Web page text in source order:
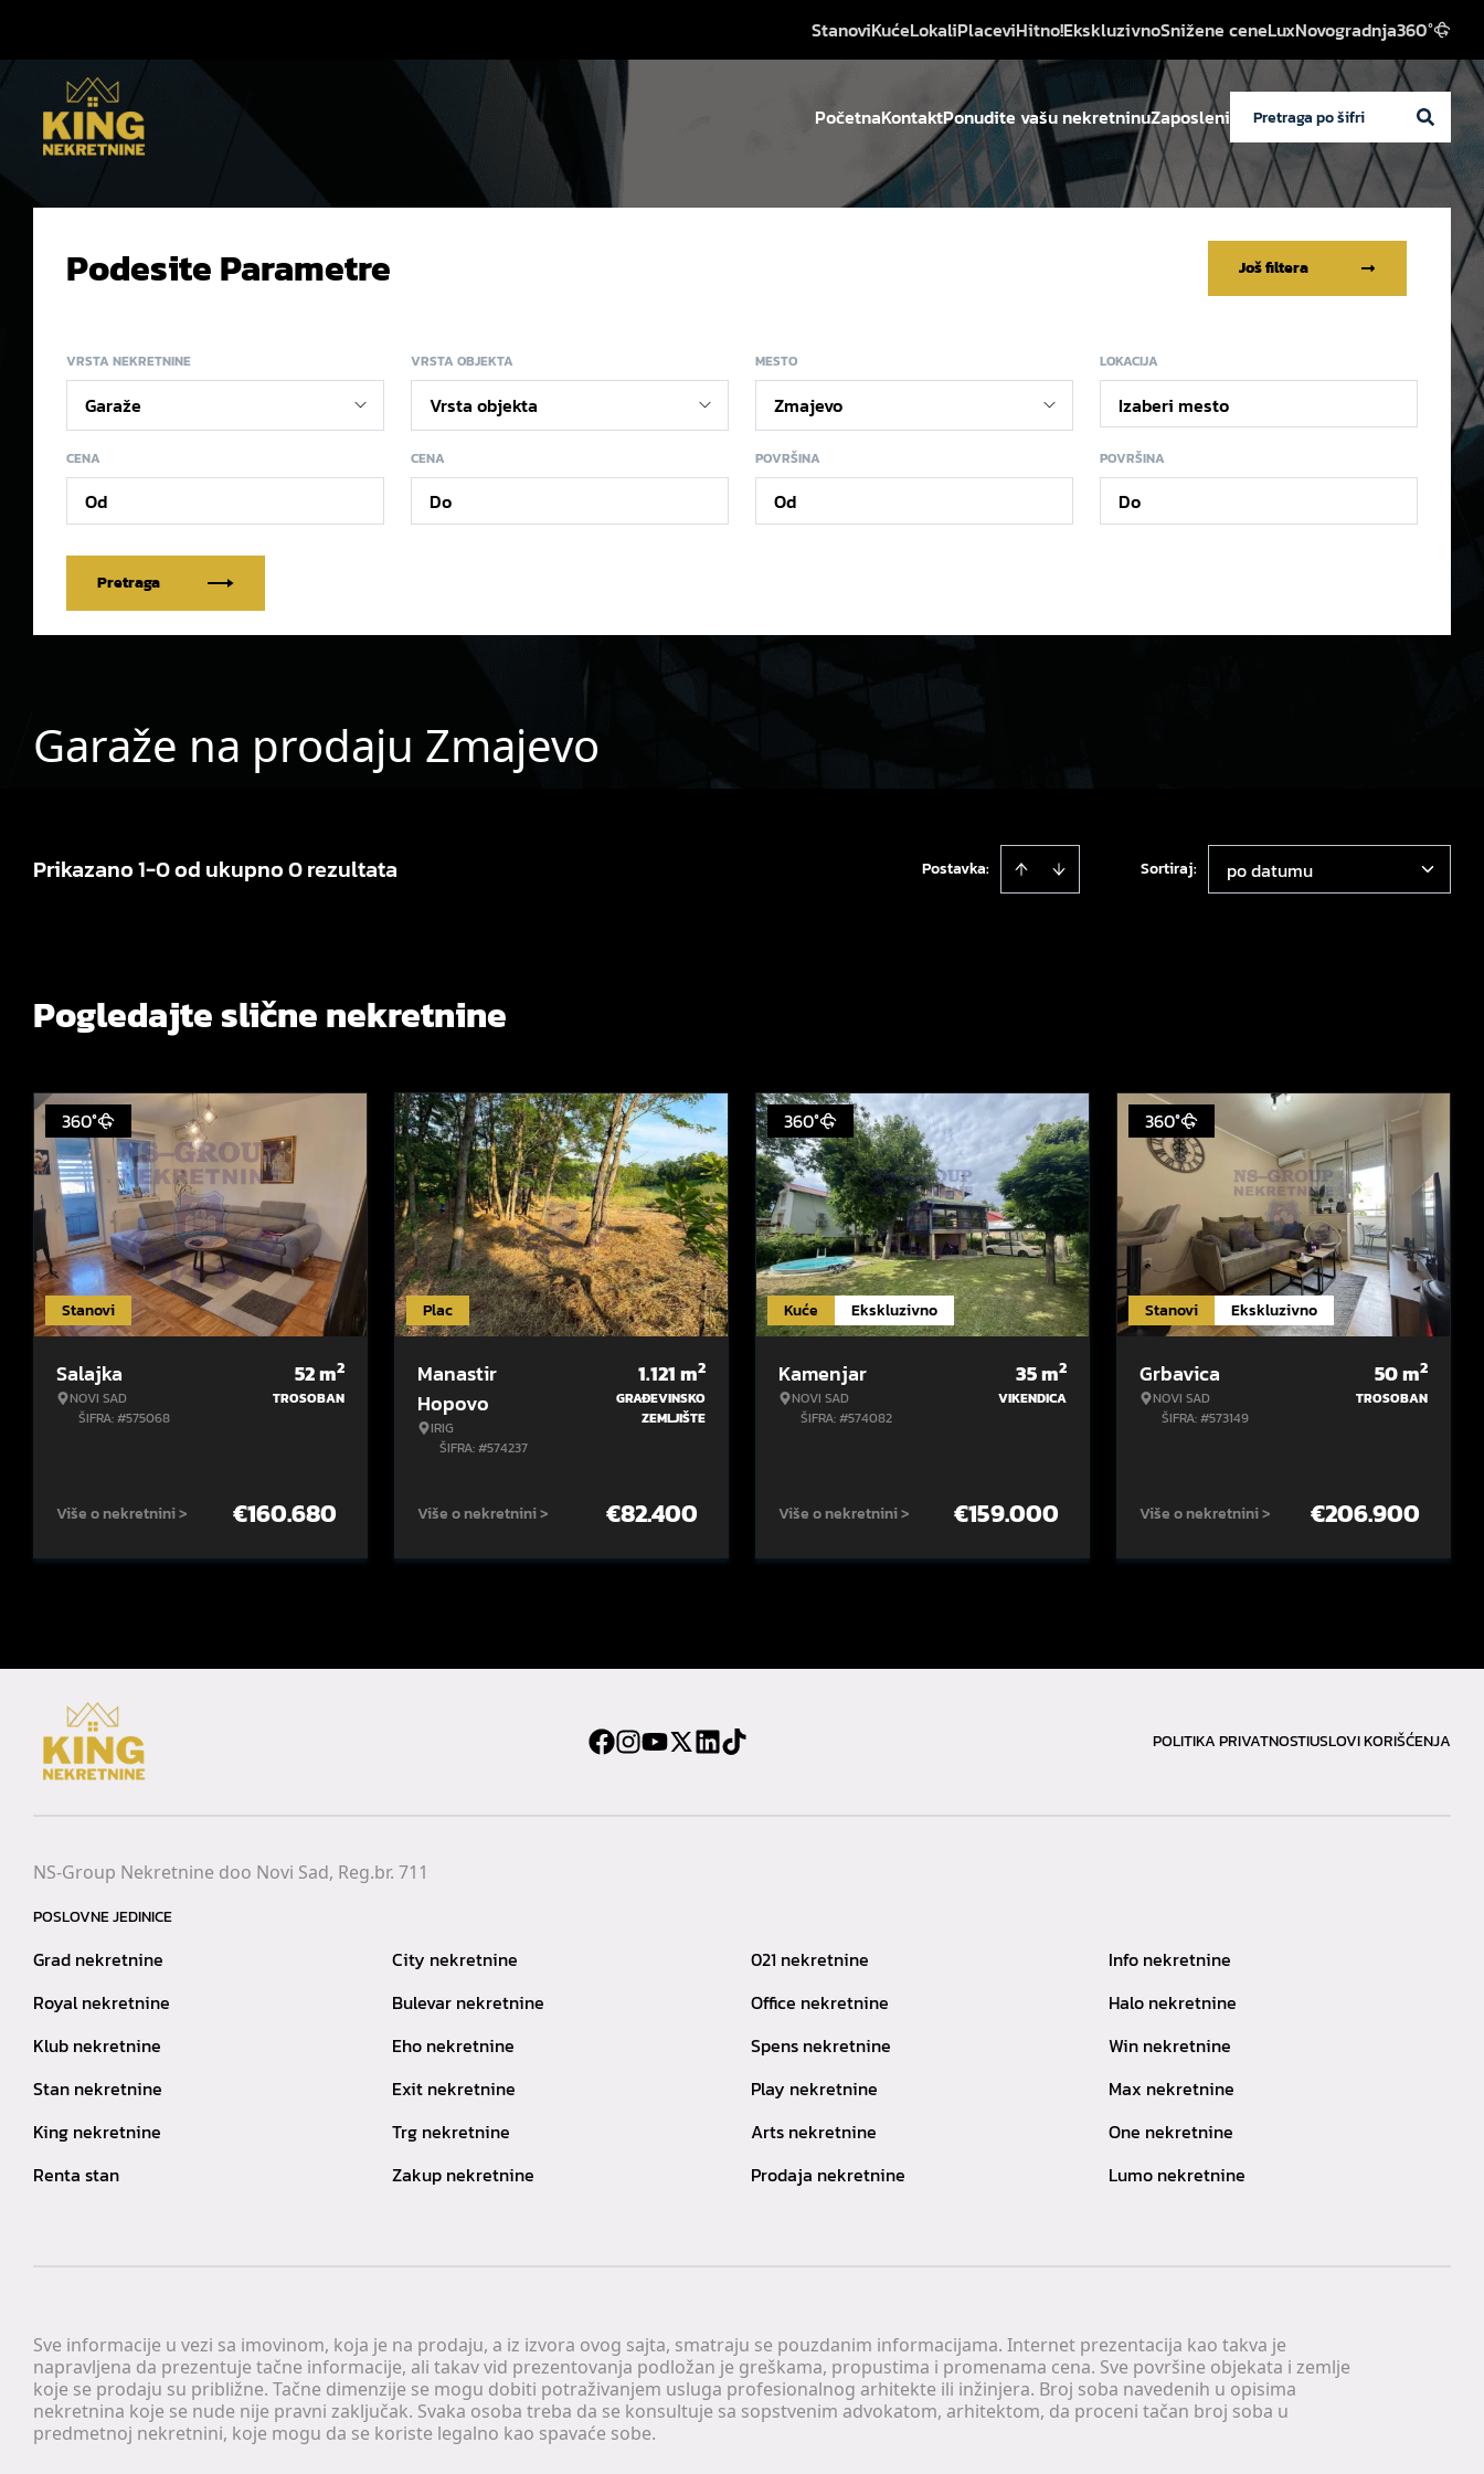
StanoviKućeLokaliPlaceviHitno!EkskluzivnoSnižene ceneLuxNovogradnja360°
PočetnaKontaktPonudite vašu nekretninuZaposleni
Podesite Parametre Još filtera
VRSTA NEKRETNINE VRSTA OBJEKTA MESTO LOKACIJA
Izaberi mesto
CENA CENA POVRŠINA POVRŠINA
Pretraga
Garaže na prodaju Zmajevo
Prikazano 1-0 od ukupno 0 rezultata Postavka: Sortiraj: po datumu
Pogledajte slične nekretnine
Stanovi
360°
Salajka
NOVI SAD
ŠIFRA: #575068
52m2
TROSOBAN
Više o nekretnini > €160.680
Plac
Manastir
Hopovo
IRIG
ŠIFRA: #574237
1.121m2
GRAĐEVINSKO
ZEMLJIŠTE
Više o nekretnini > €82.400
Kuće Ekskluzivno
360°
Kamenjar
NOVI SAD
ŠIFRA: #574082
35m2
VIKENDICA
Više o nekretnini > €159.000
Stanovi Ekskluzivno
360°
Grbavica
NOVI SAD
ŠIFRA: #573149
50m2
TROSOBAN
Više o nekretnini > €206.900
POLITIKA PRIVATNOSTIUSLOVI KORIŠĆENJA
Sve informacije u vezi sa imovinom, koja je na prodaju, a iz izvora ovog sajta, smatraju se pouzdanim informacijama. Internet prezentacija kao takva je
napravljena da prezentuje tačne informacije, ali takav vid prezentovanja podložan je greškama, propustima i promenama cena. Sve površine objekata i zemlje
koje se prodaju su približne. Tačne dimenzije se mogu dobiti potraživanjem usluga profesionalnog arhitekte ili inžinjera. Broj soba navedenih u opisima
nekretnina koje se nude nije pravni zaključak. Svaka osoba treba da se konsultuje sa sopstvenim advokatom, arhitektom, da proceni tačan broj soba u
predmetnoj nekretnini, koje mogu da se koriste legalno kao spavaće sobe.
NS-Group Nekretnine doo Novi Sad, Reg.br. 711
POSLOVNE JEDINICE
Grad nekretnine City nekretnine 021 nekretnine
Info nekretnine
Royal nekretnine
Bulevar nekretnine Office nekretnine
Halo nekretnine
Klub nekretnine
Eho nekretnine Spens nekretnine
Win nekretnine
Stan nekretnine
Exit nekretnine Play nekretnine
Max nekretnine
King nekretnine
Trg nekretnine Arts nekretnine
One nekretnine
Renta stan
Zakup nekretnine Prodaja nekretnine Lumo nekretnine